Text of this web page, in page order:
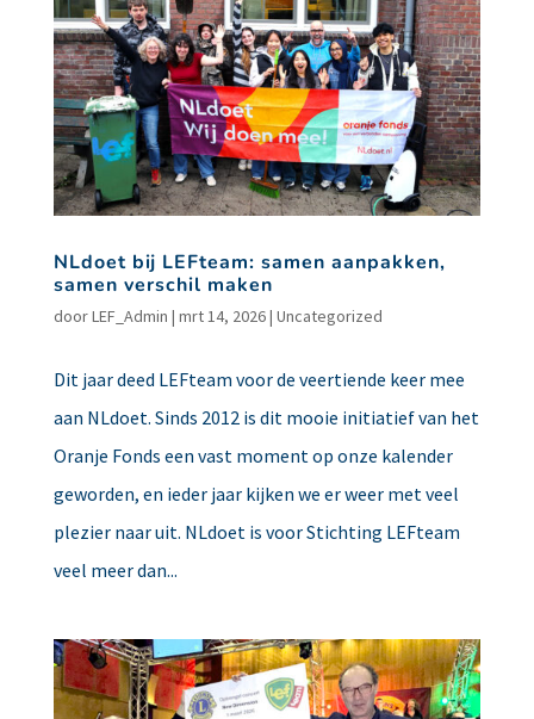
NLdoet bij LEFteam: samen aanpakken,
samen verschil maken
doorLEF_Admin | mrt 14, 2026| Uncategorized
Dit jaar deed LEFteam voor de veertiende keer mee
aan NLdoet. Sinds 2012 is dit mooie initiatief van het
Oranje Fonds een vast moment op onze kalender
geworden, en ieder jaar kijken we er weer met veel
plezier naar uit. NLdoet is voor Stichting LEFteam
veel meer dan...